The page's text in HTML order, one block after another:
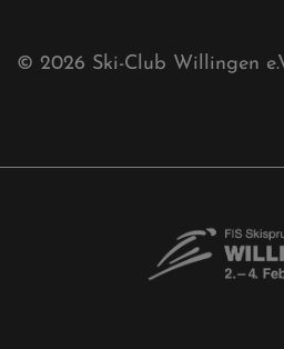
Ski-Club Willingen e.V.